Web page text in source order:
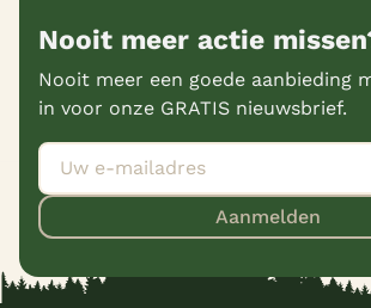
Nooit meer actie
Nooit meer een goede aanbieding
in voor onze GRATIS nieuwsbrief.
Aanmelden